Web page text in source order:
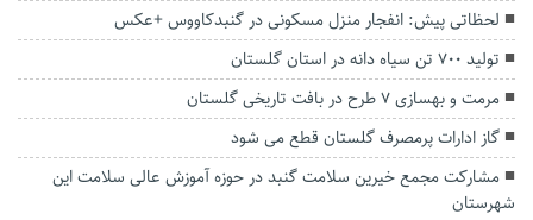
لحظاتی پیش: انفجار منزل مسکونی در گنبدکاووس +عکس
تولید ۷۰۰ تن سیاه دانه در استان گلستان
مرمت و بهسازی ۷ طرح در بافت تاریخی گلستان
گاز ادارات پرمصرف گلستان قطع می شود
مشارکت مجمع خیرین سلامت گنبد در حوزه آموزش عالی سلامت این
شهرستان